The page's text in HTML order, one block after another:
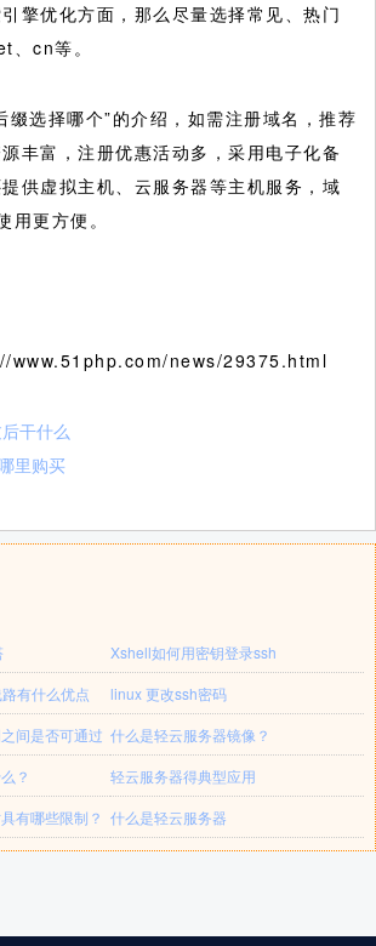
擎优化方面，那么尽量选择常见、热门
cn等。
缀选择哪个”的介绍，如需注册域名，推荐
丰富，注册优惠活动多，采用电子化备
供虚拟主机、云服务器等主机服务，域
用更方便。
www.51php.com/news/29375.html
干什么
里购买
Xshell如何用密钥登录ssh
有什么优点
linux 更改ssh密码
间是否可通过 什么是轻云服务器镜像？
？
轻云服务器得典型应用
有哪些限制？ 什么是轻云服务器